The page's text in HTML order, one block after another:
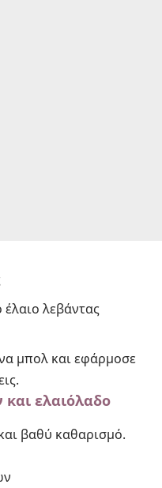
έλαιο λεβάντας
μπολ και εφάρμοσε
και ελαιόλαδο
βαθύ καθαρισμό.